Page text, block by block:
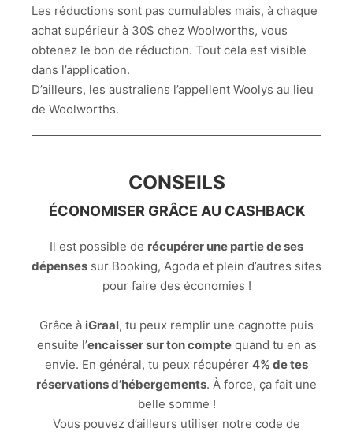
Les réductions sont pas cumulables mais, à chaque
achat supérieur à 30$ chez Woolworths, vous
obtenez le bon de réduction. Tout cela est visible
dans l’application.
D’ailleurs, les australiens l’appellent Woolys au lieu
de Woolworths.
CONSEILS
ÉCONOMISER GRÂCE AU CASHBACK
Il est possible de récupérer une partie de ses
dépenses sur Booking, Agoda et plein d’autres sites
pour faire des économies !
Grâce à iGraal, tu peux remplir une cagnotte puis
ensuite l’encaisser sur ton comptequand tu en as
envie. En général, tu peux récupérer 4% de tes
réservations d’hébergements. À force, ça fait une
belle somme !
Vous pouvez d’ailleurs utiliser notre code de